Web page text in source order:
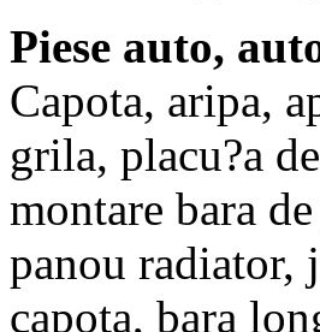
Piese auto,
Capota, aripa,
grila, placu?a
montare bara
panou radiator,
capota, bara